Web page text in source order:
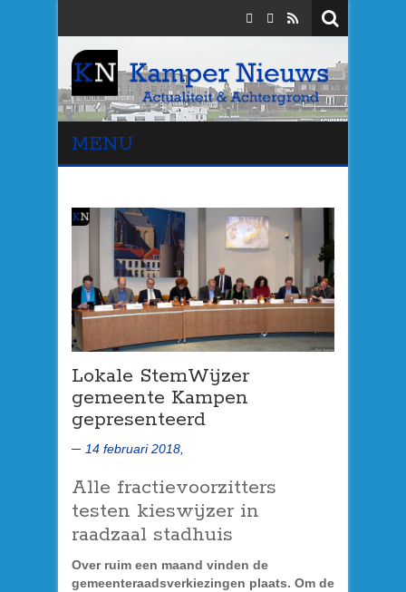
MENU
Lokale StemWijzer
gemeente Kampen
gepresenteerd
14 februari 2018,
Alle fractievoorzitters
testen kieswijzer in
raadzaal stadhuis
Over ruim een maand vinden de
gemeenteraadsverkiezingen plaats. Om de